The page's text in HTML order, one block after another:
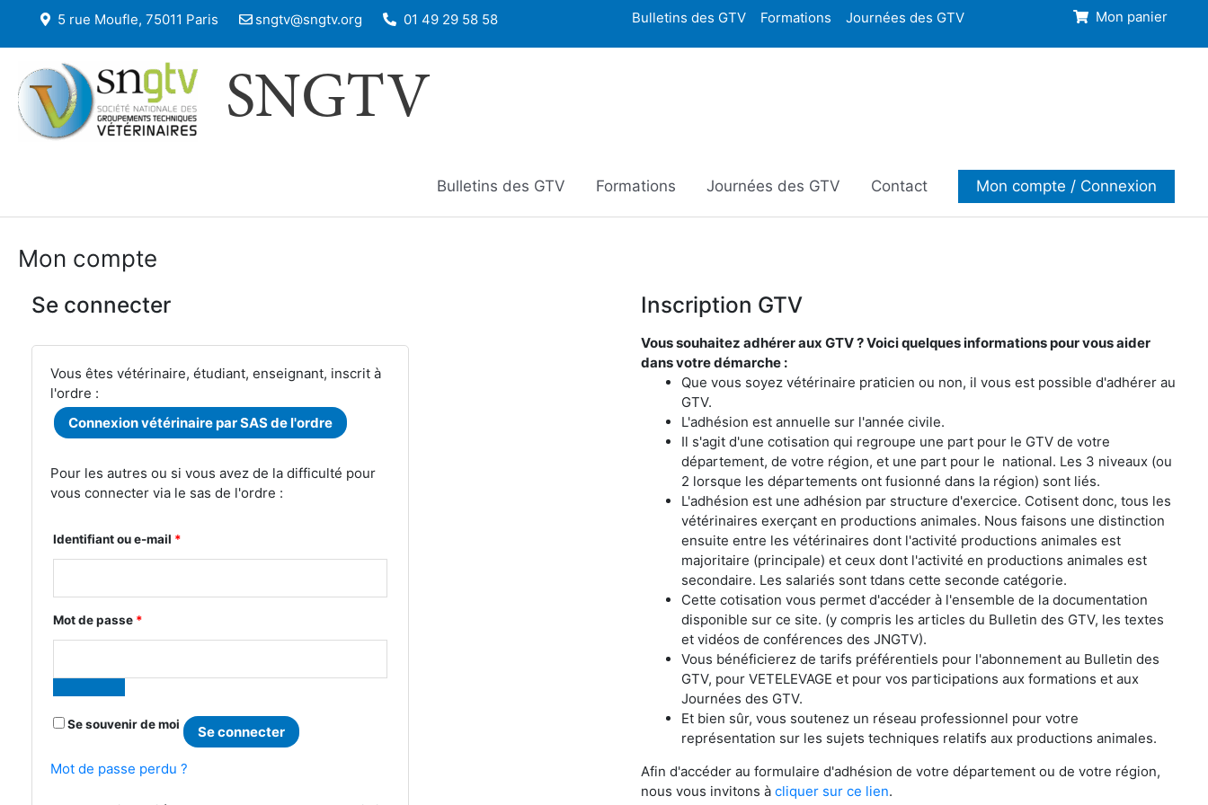
5 rue Moufle, 75011 Paris sngtv@sngtv.org 01 49 29 58 58 Bulletins des GTV Formations Journées des GTV Mon panier
SNGTV
Bulletins des GTV Formations Journées des GTV Contact Mon compte / Connexion
Mon compte
Se connecter
Vous êtes vétérinaire, étudiant, enseignant, inscrit à
l'ordre :
Connexion vétérinaire par SAS de l'ordre
Pour les autres ou si vous avez de la difficulté pour
vous connecter via le sas de l'ordre :
Identifiant ou e-mail *
Mot de passe *
Se souvenir de moi Se connecter
Mot de passe perdu ?
Inscription GTV
Vous souhaitez adhérer aux GTV ? Voici quelques informations pour vous aider
dans votre démarche :
Que vous soyez vétérinaire praticien ou non, il vous est possible d'adhérer au
GTV.
L'adhésion est annuelle sur l'année civile.
Il s'agit d'une cotisation qui regroupe une part pour le GTV de votre
département, de votre région, et une part pour le national. Les 3 niveaux (ou
2 lorsque les départements ont fusionné dans la région) sont liés.
L'adhésion est une adhésion par structure d'exercice. Cotisent donc, tous les
vétérinaires exerçant en productions animales. Nous faisons une distinction
ensuite entre les vétérinaires dont l'activité productions animales est
majoritaire (principale) et ceux dont l'activité en productions animales est
secondaire. Les salariés sont tdans cette seconde catégorie.
Cette cotisation vous permet d'accéder à l'ensemble de la documentation
disponible sur ce site. (y compris les articles du Bulletin des GTV, les textes
et vidéos de conférences des JNGTV).
Vous bénéficierez de tarifs préférentiels pour l'abonnement au Bulletin des
GTV, pour VETELEVAGE et pour vos participations aux formations et aux
Journées des GTV.
Et bien sûr, vous soutenez un réseau professionnel pour votre
représentation sur les sujets techniques relatifs aux productions animales.
Afin d'accéder au formulaire d'adhésion de votre département ou de votre région,
nous vous invitons àcliquer sur ce lien.